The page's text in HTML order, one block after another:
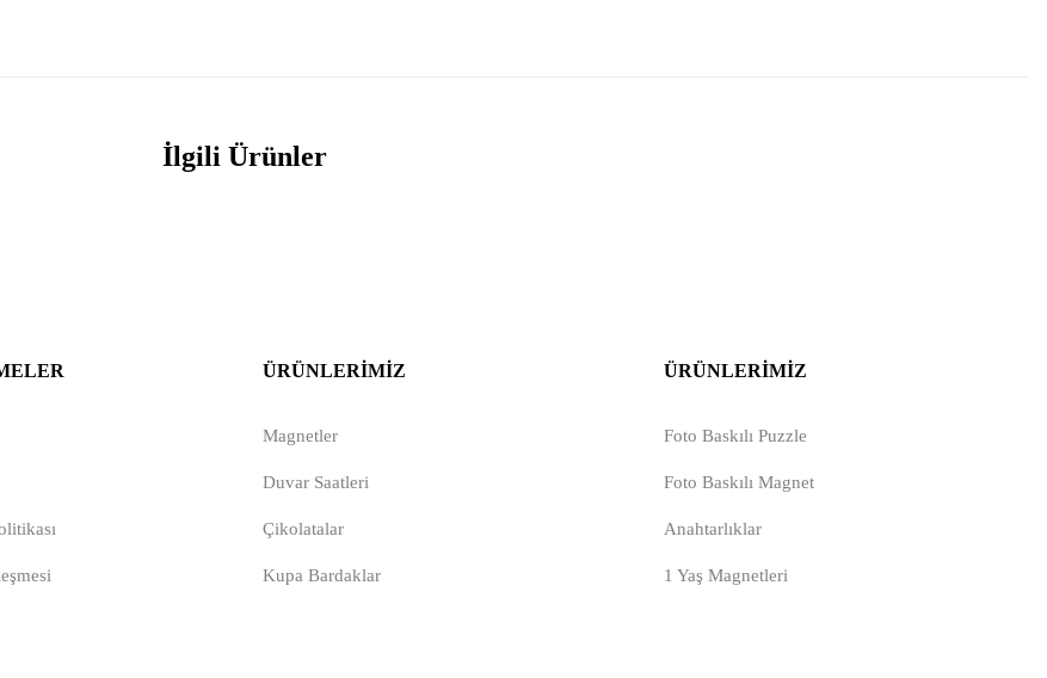
İlgili Ürünler
ÜRÜNLERIMIZ
Magnetler
Duvar Saatleri
Çikolatalar
Kupa Bardaklar
ÜRÜNLERIMIZ
Foto Baskılı Puzzle
Foto Baskılı Magnet
Anahtarlıklar
1 Yaş Magnetleri